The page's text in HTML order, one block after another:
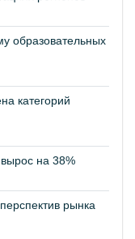
образовательных
категорий
на 38%
рынка